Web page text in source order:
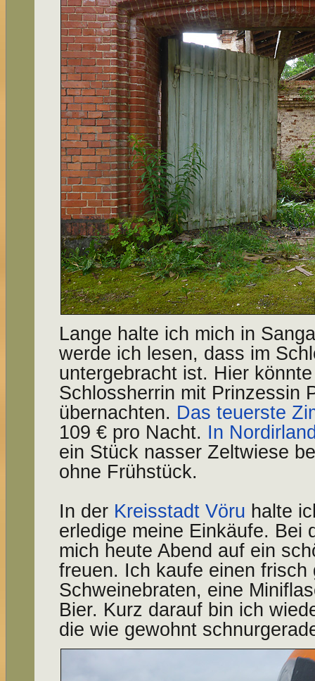
Lange halte ich mich in
werde ich lesen, dass im
untergebracht ist. Hier
Schlossherrin mit Prinzessin
übernachten. Das teuerste
109 € pro Nacht. In
ein Stück nasser Zeltwiese
ohne Frühstück.
In der Kreisstadt Vöru halte
erledige meine Einkäufe. Bei
mich heute Abend auf ein
freuen. Ich kaufe einen frisch
Schweinebraten, eine
Bier. Kurz darauf bin ich
die wie gewohnt